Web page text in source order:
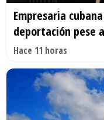
Empresaria
deportación pese
Hace 11 horas